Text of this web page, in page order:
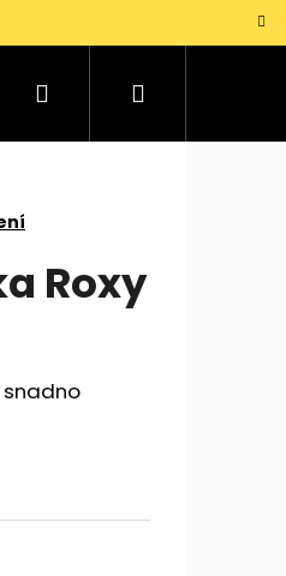
DOPLŇKYPřihlášeníNákupní
Roxy
snadno